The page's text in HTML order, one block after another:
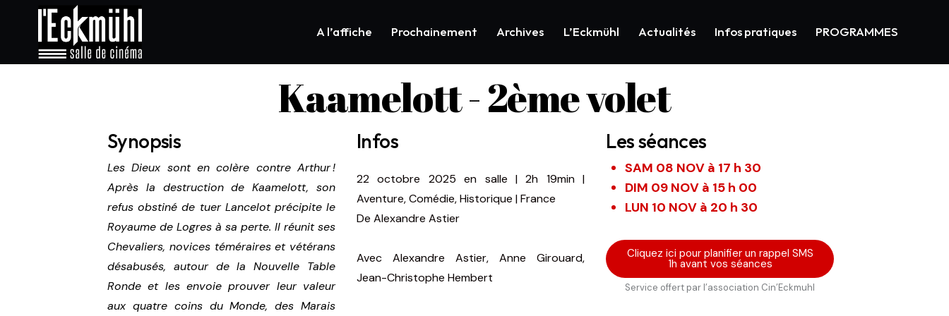
A l’affiche Prochainement Archives L’Eckmühl Actualités Infos pratiques PROGRAMMES
Kaamelott - 2ème volet
Synopsis
Les Dieux sont en colère contre Arthur !
Après la destruction de Kaamelott, son
refus obstiné de tuer Lancelot précipite le
Royaume de Logres à sa perte. Il réunit ses
Chevaliers, novices téméraires et vétérans
désabusés, autour de la Nouvelle Table
Ronde et les envoie prouver leur valeur
aux quatre coins du Monde, des Marais
Infos
22 octobre 2025en salle| 2h 19min|
Aventure, Comédie, Historique | France
De Alexandre Astier
Avec Alexandre Astier, Anne Girouard,
Jean-Christophe Hembert
Les séances
SAM 08 NOV à 17 h 30
DIM 09 NOV à 15 h 00
LUN 10 NOV à 20 h 30
Cliquez ici pour planifier un rappel SMS
1h avant vos séances
Service offert par l’association Cin’Eckmuhl